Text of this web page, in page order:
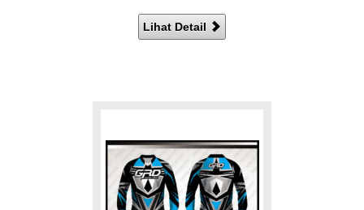
Lihat Detail